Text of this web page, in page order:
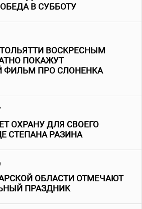
В СУББОТУ
ВОСКРЕСНЫМ
ПОКАЖУТ
ПРО СЛОНЕНКА
ОХРАНУ ДЛЯ СВОЕГО
СТЕПАНА РАЗИНА
ОБЛАСТИ ОТМЕЧАЮТ
ПРАЗДНИК